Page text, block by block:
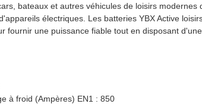
bateaux et autres véhicules de loisirs modernes
électriques. Les batteries YBX Active
fournir une puissance fiable tout en disposant
à froid (Ampères) EN1 : 850